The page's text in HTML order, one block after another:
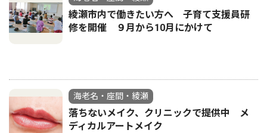
綾瀬市内で働きたい方へ 子育て支援員研
修を開催 ９月から10月にかけて
海老名・座間・綾瀬
落ちないメイク、クリニックで提供中 メ
ディカルアートメイク